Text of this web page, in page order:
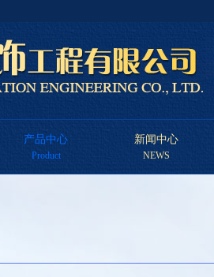
产品中心
Product
新闻中心
NEWS